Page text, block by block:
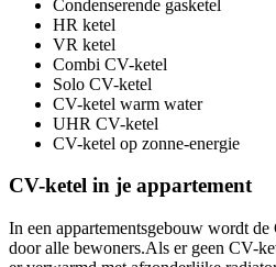
Condenserende gasketel
HR ketel
VR ketel
Combi CV-ketel
Solo CV-ketel
CV-ketel warm water
UHR CV-ketel
CV-ketel op zonne-energie
CV-ketel in je appartement
In een appartementsgebouw wordt de
door alle bewoners.Als er geen CV-